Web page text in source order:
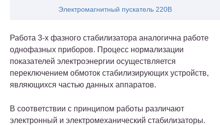
Электромагнитный пускатель 220В
Работа 3-х фазного стабилизатора аналогична работе
однофазных приборов. Процесс нормализации
показателей электроэнергии осуществляется
переключением обмоток стабилизирующих устройств,
являющихся частью данных аппаратов.
В соответствии с принципом работы различают
электронный и электромеханический стабилизаторы.